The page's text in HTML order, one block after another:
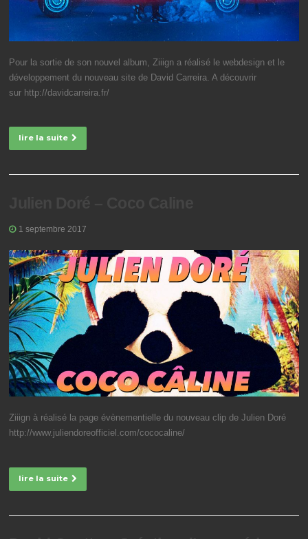
Pour la sortie de son nouvel album, Ziiign a réalisé le webdesign et le
développement du nouveau site de David Carreira. A découvrir
sur http://davidcarreira.fr/
lire la suite
1 septembre 2017
Ziiign à réalisé la page évènementielle du nouveau clip de Julien Doré
http://www.juliendoreofficiel.com/cococaline/
lire la suite